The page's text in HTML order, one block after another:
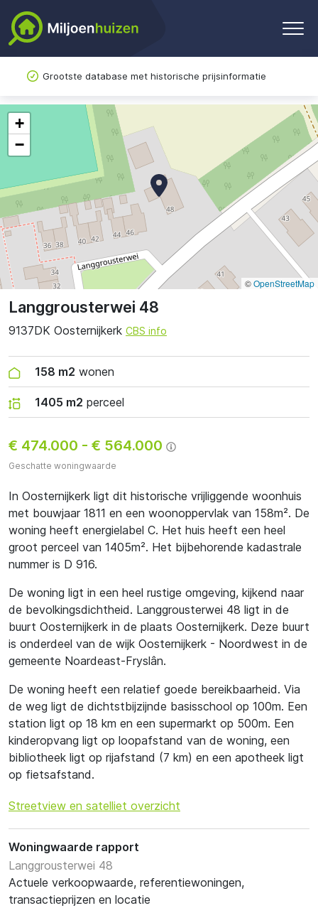
Grootste database met historische prijsinformatie
Langgrousterwei 48
9137DK Oosternijkerk CBS info
158 m2 wonen
1405 m2 perceel
€ 474.000 - € 564.000
Geschatte woningwaarde
In Oosternijkerk ligt dit historische vrijliggende woonhuis
met bouwjaar 1811 en een woonoppervlak van 158m². De
woning heeft energielabel C. Het huis heeft een heel
groot perceel van 1405m². Het bijbehorende kadastrale
nummer is D 916.
De woning ligt in een heel rustige omgeving, kijkend naar
de bevolkingsdichtheid. Langgrousterwei 48 ligt in de
buurt Oosternijkerk in de plaats Oosternijkerk. Deze buurt
is onderdeel van de wijk Oosternijkerk - Noordwest in de
gemeente Noardeast-Fryslân.
De woning heeft een relatief goede bereikbaarheid. Via
de weg ligt de dichtstbijzijnde basisschool op 100m. Een
station ligt op 18 km en een supermarkt op 500m. Een
kinderopvang ligt op loopafstand van de woning, een
bibliotheek ligt op rijafstand (7 km) en een apotheek ligt
op fietsafstand.
Streetview en satelliet overzicht
Woningwaarde rapport
Langgrousterwei 48
Actuele verkoopwaarde, referentiewoningen,
transactieprijzen en locatie
+
−
©OpenStreetMap